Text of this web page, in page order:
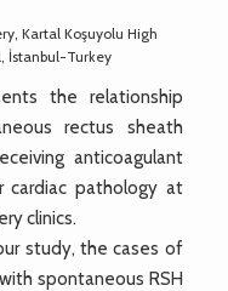
Kartal Koşuyolu High
İstanbul-Turkey
the relationship
rectus sheath
anticoagulant
cardiac pathology at
clinics.
study, the cases of
spontaneous RSH